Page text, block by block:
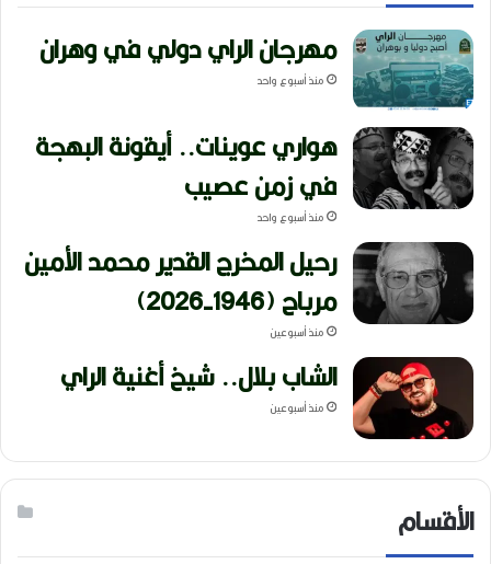
مهرجان الراي دولي في وهران
منذ أسبوع واحد
هواري عوينات.. أيقونة البهجة
في زمن عصيب
منذ أسبوع واحد
رحيل المخرج القدير محمد الأمين
مرباح (1946-2026)
منذ أسبوعين
الشاب بلال.. شيخ أغنية الراي
منذ أسبوعين
الأقسام